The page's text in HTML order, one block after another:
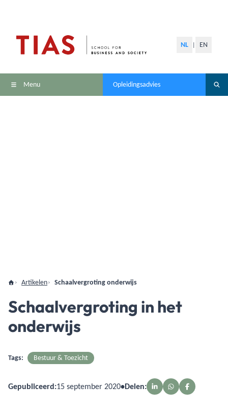
NL EN
Menu Opleidingsadvies
Artikelen Schaalvergroting onderwijs
Schaalvergroting in het
onderwijs
Tags: Bestuur & Toezicht
Gepubliceerd:15 september 2020•Delen: